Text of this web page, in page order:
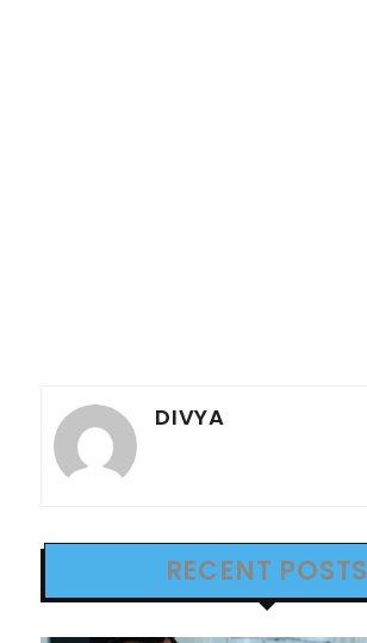
DIVYA
RECENT POSTS